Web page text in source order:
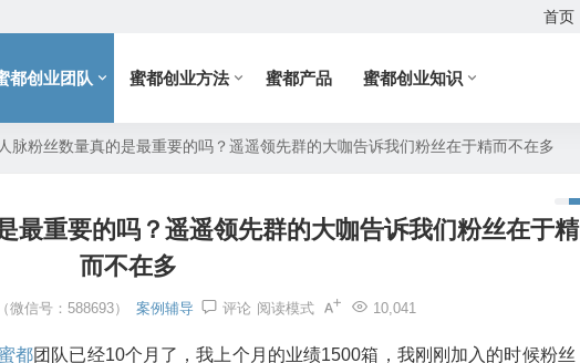
首页
都创业团队 蜜都创业方法 蜜都产品 蜜都创业知识
脉粉丝数量真的是最重要的吗？遥遥领先群的大咖告诉我们粉丝在于精而不在多
重要的吗？遥遥领先群的大咖告诉我们粉丝在于精
而不在多
微信号：588693） 案例辅导 评论 10,041
阅读模式
都团队已经10个月了，我上个月的业绩1500箱，我刚刚加入的时候粉丝